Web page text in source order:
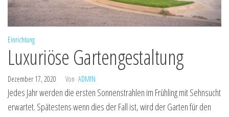
Einrichtung
Luxuriöse Gartengestaltung
Dezember 17, 2020 Von ADMIN
Jedes Jahr werden die ersten Sonnenstrahlen im Frühling mit Sehnsucht
erwartet. Spätestens wenn dies der Fall ist, wird der Garten für den